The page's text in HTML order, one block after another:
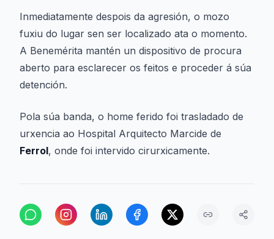
Inmediatamente despois da agresión, o mozo
fuxiu do lugar sen ser localizado ata o momento.
A Benemérita mantén un dispositivo de procura
aberto para esclarecer os feitos e proceder á súa
detención.
Pola súa banda, o home ferido foi trasladado de
urxencia ao Hospital Arquitecto Marcide de
Ferrol, onde foi intervido cirurxicamente.